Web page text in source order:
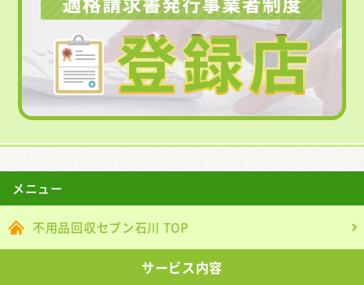
メニュー
不用品回収セブン石川 TOP
サービス内容